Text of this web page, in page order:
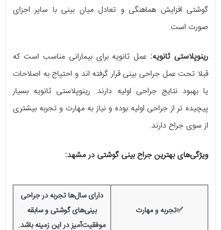
گوشتی افزایش هماهنگی و تعادل میان بینی با سایر اجزای
صورت است.
رینوپلاستی ثانویه: عمل ثانویه برای بیمارانی مناسب است که
قبلا تحت عمل جراحی بینی قرار گرفته‌ اند و احتیاج به اصلاحات
یا بهبود نتایج جراحی اولیه دارند. رینوپلاستی ثانویه بسیار
پیچیده‌ تر از جراحی اولیه بوده و نیاز به مهارت و تجربه بیشتری
از سوی جراح دارند.
ویژگی‌های بهترین جراح بینی گوشتی در مشهد:
✅تجربه و مهارت
دارای سال‌ها تجربه در جراحی
بینی‌های گوشتی و سابقه
موفقیت‌آمیز در این زمینه باشد.